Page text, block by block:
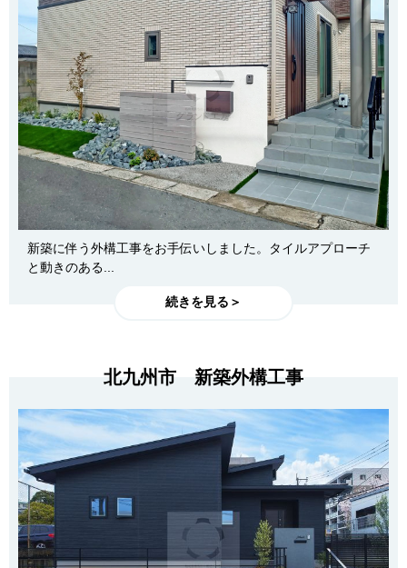
新築に伴う外構工事をお手伝いしました。タイルアプローチ
と動きのある...
続きを見る＞
北九州市 新築外構工事